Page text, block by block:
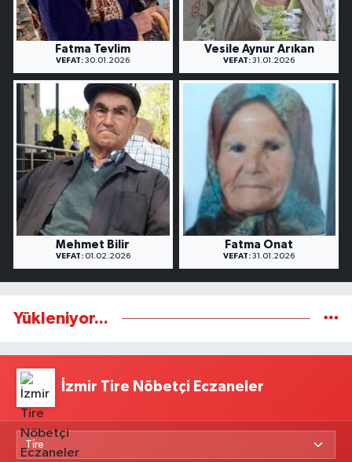
Fatma Tevlim
VEFAT: 30.01.2026
Vesile Aynur Arıkan
VEFAT: 31.01.2026
Mehmet Bilir
VEFAT:01.02.2026
Fatma Onat
VEFAT: 31.01.2026
Yükleniyor...
İzmir Tire Nöbetçi Eczaneler